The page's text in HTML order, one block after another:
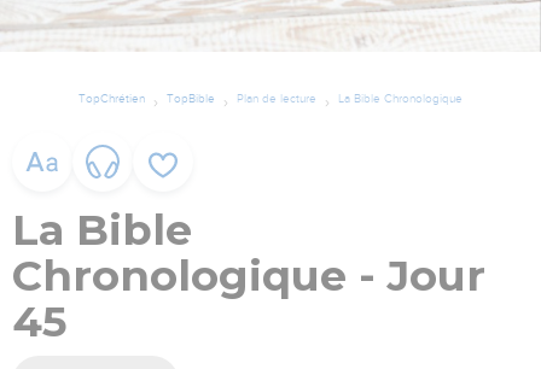
TopChrétien TopBible Plan de lecture La Bible Chronologique
La Bible
Chronologique - Jour
45